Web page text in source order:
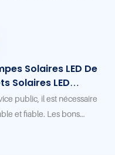
Solaires LED De
Solaires LED
public, il est nécessaire
et fiable. Les bons